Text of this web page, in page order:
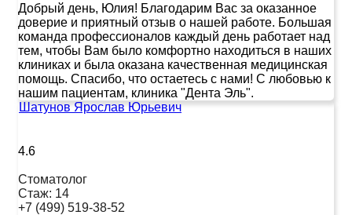
Добрый день, Юлия! Благодарим Вас за оказанное
доверие и приятный отзыв о нашей работе. Большая
команда профессионалов каждый день работает над
тем, чтобы Вам было комфортно находиться в наших
клиниках и была оказана качественная медицинская
помощь. Спасибо, что остаетесь с нами! С любовью к
нашим пациентам, клиника "Дента Эль".
Шатунов Ярослав Юрьевич
4.6
Стоматолог
Стаж: 14
+7 (499) 519-38-52